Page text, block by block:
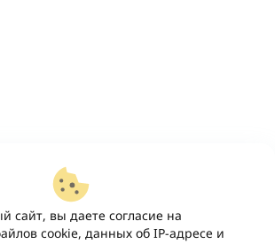
сайт, вы даете согласие на
cookie, данных об IP-адресе и